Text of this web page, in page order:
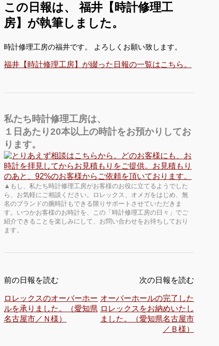
この日報は、
福井【時計修理工
房】が執筆しました。
時計修理工房の福井です。 よろしくお願い致します。
福井【時計修理工房】が綴った日報の一覧はこちら。
私たち時計修理工房は、
１日あたり20本以上の時計をお預かりしてお
ります。
▲もし、私たち時計修理工房がお客様のお役に立てるようでした
ら、お気軽にご相談ください。ロレックス、オメガをはじめ、無
名のブランドの腕時計もできる限りサポートさせていただきま
す。いつかお客様のお時計を、この「時計修理工房の日々」でご
紹介できることを楽しみにして、お問い合わせをお待ちしており
ます。
前の日報を読む
ロレックスのオーバーホー
ルを承りました。（愛知県
名古屋市／Ｎ様）
次の日報を読む
オーバーホールの完了した
ロレックスをお納めいたし
ました。（愛知県名古屋市
／Ｂ様）